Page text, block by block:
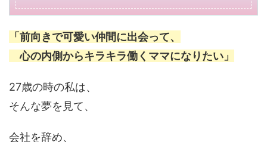
「前向きで可愛い仲間に出会って、
心の内側からキラキラ働くママになりたい」
27歳の時の私は、
そんな夢を見て、
会社を辞め、